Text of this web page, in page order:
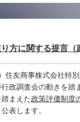
方に関する提言（
住友商事株式会社特
政調査会の動きを踏ま
まえた政策評価制度
表します。